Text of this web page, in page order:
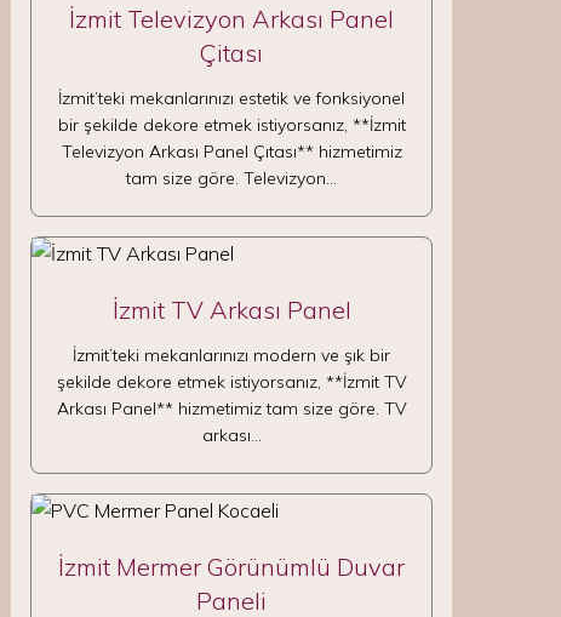
İzmit Televizyon Arkası Panel
Çitası
İzmit’teki mekanlarınızı estetik ve fonksiyonel
bir şekilde dekore etmek istiyorsanız, **İzmit
Televizyon Arkası Panel Çıtası** hizmetimiz
tam size göre. Televizyon…
İzmit TV Arkası Panel
İzmit’teki mekanlarınızı modern ve şık bir
şekilde dekore etmek istiyorsanız, **İzmit TV
Arkası Panel** hizmetimiz tam size göre. TV
arkası…
İzmit Mermer Görünümlü Duvar
Paneli